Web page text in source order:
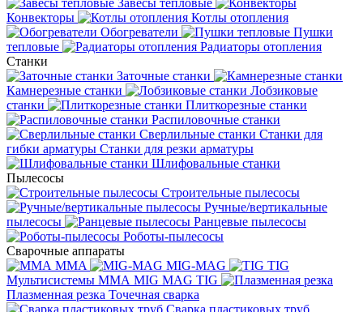
Завесы тепловые
Конвекторы
Котлы отопления
Обогреватели
Пушки
тепловые
Радиаторы отопления
Станки
Заточные станки
Камнерезные станки
Лобзиковые
станки
Плиткорезные станки
Распиловочные станки
Сверлильные станки Станки для
гибки арматуры Станки для резки арматуры
Шлифовальные станки
Пылесосы
Строительные пылесосы
Ручные/вертикальные
пылесосы
Ранцевые пылесосы
Роботы-пылесосы
Сварочные аппараты
MMA
MIG-MAG
TIG
Мультисистемы ММА MIG MAG TIG
Плазменная резка Точечная сварка
Cварка пластиковых труб